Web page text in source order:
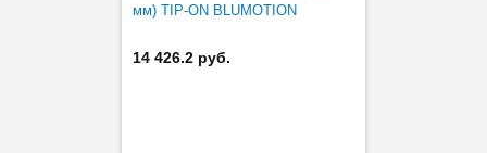
мм) TIP-ON BLUMOTION
14 426.2 руб.